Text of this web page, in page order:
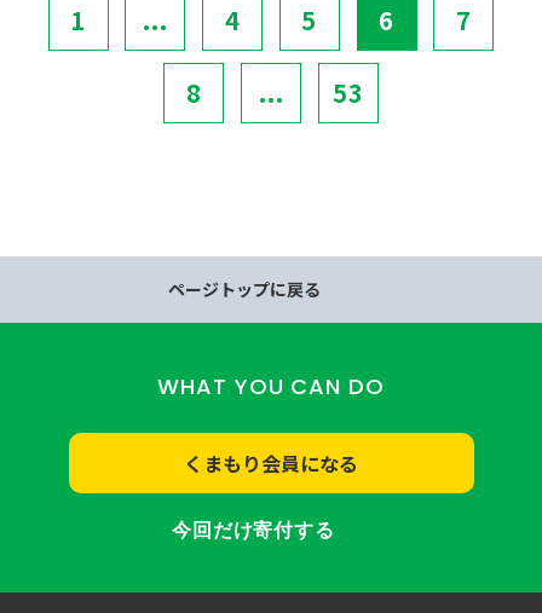
1 ... 4 5 6 7
8 ... 53
ページトップに戻る
WHAT YOU CAN DO
くまもり会員になる
今回だけ寄付する